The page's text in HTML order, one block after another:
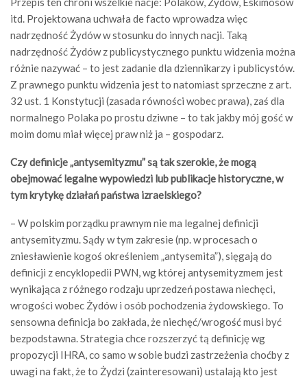
itd. Projektowana uchwała de facto wprowadza więc
nadrzędność Żydów w stosunku do innych nacji. Taką
nadrzędność Żydów z publicystycznego punktu widzenia można
różnie nazywać – to jest zadanie dla dziennikarzy i publicystów.
Z prawnego punktu widzenia jest to natomiast sprzeczne z art.
32 ust. 1 Konstytucji (zasada równości wobec prawa), zaś dla
normalnego Polaka po prostu dziwne – to tak jakby mój gość w
moim domu miał więcej praw niż ja – gospodarz.
Czy definicje „antysemityzmu” są tak szerokie, że mogą
obejmować legalne wypowiedzi lub publikacje historyczne, w
tym krytykę działań państwa izraelskiego?
– W polskim porządku prawnym nie ma legalnej definicji
antysemityzmu. Sądy w tym zakresie (np. w procesach o
zniesławienie kogoś określeniem „antysemita”), sięgają do
definicji z encyklopedii PWN, wg której antysemityzmem jest
wynikająca z różnego rodzaju uprzedzeń postawa niechęci,
wrogości wobec Żydów i osób pochodzenia żydowskiego. To
sensowna definicja bo zakłada, że niechęć/wrogość musi być
bezpodstawna. Strategia chce rozszerzyć tą definicję wg
propozycji IHRA, co samo w sobie budzi zastrzeżenia choćby z
uwagi na fakt, że to Żydzi (zainteresowani) ustalają kto jest